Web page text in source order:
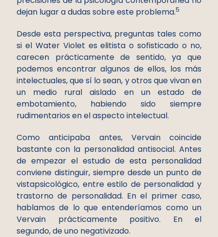
dejan lugar a dudas sobre este problema.5
Desde esta perspectiva, preguntas tales como
si el Water Violet es elitista o sofisticado o no,
carecen prácticamente de sentido, ya que
podemos encontrar algunos de ellos, los más
intelectuales, que sí lo sean, y otros que vivan en
un medio rural aislado en un estado de
embotamiento, habiendo sido siempre
rudimentarios en el aspecto intelectual.
Como anticipaba antes, Vervain coincide
bastante con la personalidad antisocial. Antes
de empezar el estudio de esta personalidad
conviene distinguir, siempre desde un punto de
vistapsicológico, entre estilo de personalidad y
trastorno de personalidad. En el primer caso,
hablamos de lo que entenderíamos como un
Vervain prácticamente positivo. En el
segundo, de uno negativizado.